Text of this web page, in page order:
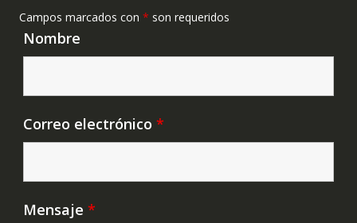
Campos marcados con * son requeridos
Nombre
Correo electrónico *
Mensaje *